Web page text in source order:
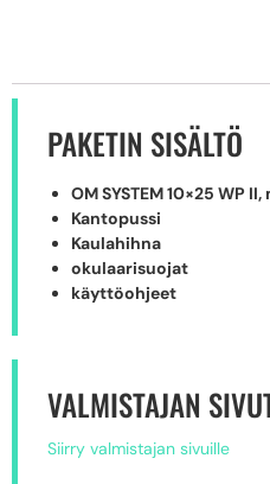
PAKETIN SISÄLTÖ
OM SYSTEM 10×25 WP
Kantopussi
Kaulahihna
okulaarisuojat
käyttöohjeet
VALMISTAJAN
Siirry valmistajan sivuille